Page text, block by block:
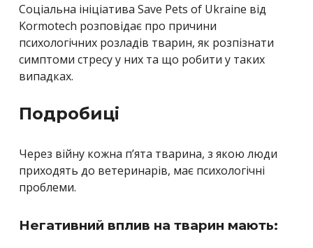
Соціальна ініціатива Save Pets of Ukraine від
Kormotech розповідає про причини
психологічних розладів тварин, як розпізнати
симптоми стресу у них та що робити у таких
випадках.
Подробиці
Через війну кожна п’ята тварина, з якою люди
приходять до ветеринарів, має психологічні
проблеми.
Негативний вплив на тварин мають: